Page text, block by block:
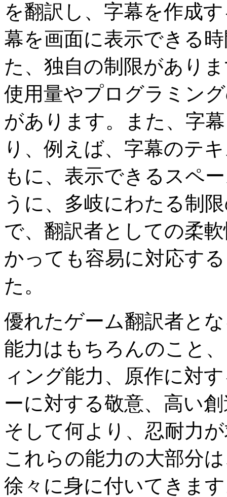
を翻訳し、字幕を作成
幕を画面に表示できる
た、独自の制限があり
使用量やプログラミン
があります。また、字
り、例えば、字幕のテ
もに、表示できるスペ
うに、多岐にわたる制
で、翻訳者としての柔
かっても容易に対応す
た。
優れたゲーム翻訳者と
能力はもちろんのこと
ィング能力、原作に対
ーに対する敬意、高い
そして何より、忍耐力
これらの能力の大部分
徐々に身に付いてきま